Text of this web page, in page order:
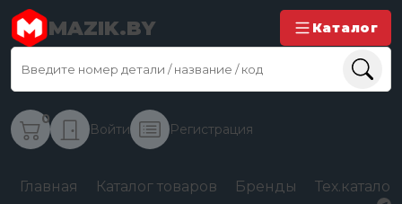
MAZIK.BY Каталог
0
Войти Регистрация
Главная Каталог товаров Бренды